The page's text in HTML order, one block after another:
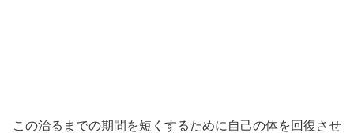
この治るまでの期間を短くするために自己の体を回復させ